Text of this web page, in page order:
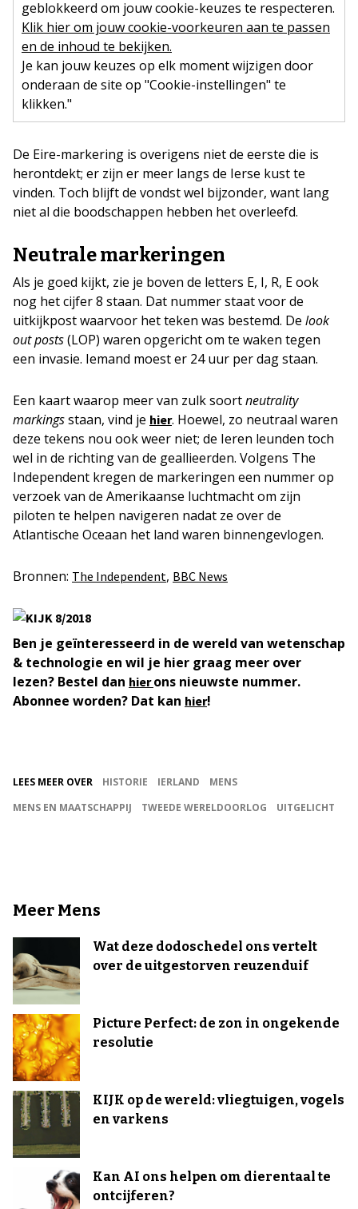
geblokkeerd om jouw cookie-keuzes te respecteren.
Klik hier om jouw cookie-voorkeuren aan te passen
en de inhoud te bekijken.
Je kan jouw keuzes op elk moment wijzigen door
onderaan de site op "Cookie-instellingen" te
klikken."
De Eire-markering is overigens niet de eerste die is
herontdekt; er zijn er meer langs de Ierse kust te
vinden. Toch blijft de vondst wel bijzonder, want lang
niet al die boodschappen hebben het overleefd.
Neutrale markeringen
Als je goed kijkt, zie je boven de letters E, I, R, E ook
nog het cijfer 8 staan. Dat nummer staat voor de
uitkijkpost waarvoor het teken was bestemd. De look
out posts(LOP) waren opgericht om te waken tegen
een invasie. Iemand moest er 24 uur per dag staan.
Een kaart waarop meer van zulk soortneutrality
markingsstaan, vind je hier. Hoewel, zo neutraal waren
deze tekens nou ook weer niet; de Ieren leunden toch
wel in de richting van de geallieerden. Volgens The
Independent kregen de markeringen een nummer op
verzoek van de Amerikaanse luchtmacht om zijn
piloten te helpen navigeren nadat ze over de
Atlantische Oceaan het land waren binnengevlogen.
Bronnen: The Independent, BBC News
Ben je geïnteresseerd in de wereld van wetenschap
& technologie en wil je hier graag meer over
lezen? Bestel dan hierons nieuwste nummer.
Abonnee worden? Dat kan hier!
LEES MEER OVER HISTORIE IERLAND
MENS
MENS EN MAATSCHAPPIJ
TWEEDE WERELDOORLOG UITGELICHT
Meer Mens
Wat deze dodoschedel ons vertelt
over de uitgestorven reuzenduif
Picture Perfect: de zon in ongekende
resolutie
KIJK op de wereld: vliegtuigen, vogels
en varkens
Kan AI ons helpen om dierentaal te
ontcijferen?